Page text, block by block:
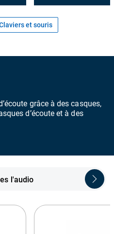
et souris
grâce à des casques,
d’écoute et à des
l'audio